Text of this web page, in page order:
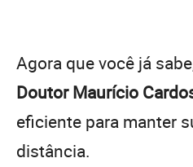
Agora que você já
Doutor Maurício
eficiente para manter
distância.